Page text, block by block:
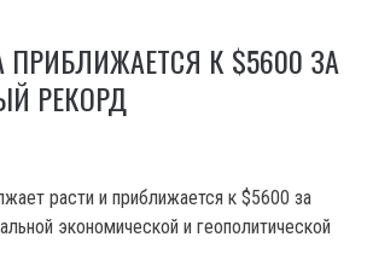
ПРИБЛИЖАЕТСЯ К $5600 ЗА
РЕКОРД
расти и приближается к $5600 за
экономической и геополитической